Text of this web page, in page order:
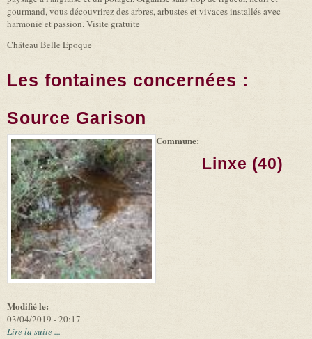
gourmand, vous découvrirez des arbres, arbustes et vivaces installés avec
harmonie et passion. Visite gratuite
Château Belle Epoque
Les fontaines concernées :
Source Garison
Leaflet (link is
|
Tiles
(link is
external)
©
Microsoft
and
suppliers
Modifié le:
03/04/2019 - 20:17
Commune:
Linxe (40)
Lire la suite ...